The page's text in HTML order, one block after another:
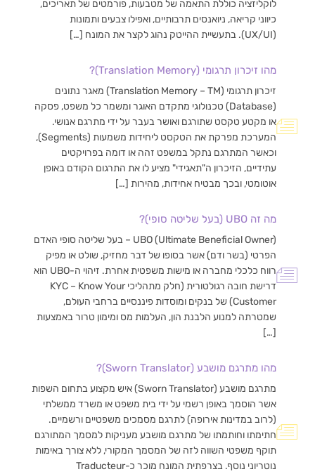
לוקליזציה כוללת התאמה של מטבעות, פורמטים של תאריכים,
כיווני קריאה, ניואנסים תרבותיים, ואפילו צבעים ותמונות
(UX/UI). בתעשיית ההייטק נהוג לקצר את המונח […]
מהו זיכרון תרגומי (Translation Memory)?
זיכרון תרגומי (Translation Memory – TM) מאגר נתונים
(Database) טכנולוגי מתקדם האוגר ומשמר כל משפט, פסקה
או מקטע טקסט שתורגם ואושר בעבר על ידי מתרגם אנושי.
המערכת מפרקת את הטקסט ליחידות משמעות (Segments),
וכאשר המתרגם נתקל במשפט זהה או דומה בפרויקטים
עתידיים, הזיכרון ה"תאגידי" מציע לו את התרגום הקודם באופן
אוטומטי, ובכך מבטיח אחידות, מהירות […]
מה זה UBO (בעל שליטה סופי)?
UBO (Ultimate Beneficial Owner) – בעל שליטה סופי האדם
הפרטי (בשר ודם) אשר בסופו של דבר מחזיק, שולט או מפיק
רווח כלכלי מחברה או מישות משפטית אחרת. זיהוי ה-UBO הוא
דרישת חובה רגולטורית (חלק מתהליכי KYC – Know Your
Customer) של בנקים ומוסדות פיננסיים ברחבי העולם,
שמטרתה למנוע הלבנת הון, העלמות מס ומימון טרור באמצעות
[…]
מהו מתרגם מושבע (Sworn Translator)?
מתרגם מושבע (Sworn Translator) איש מקצוע בתחום השפות
אשר הוסמך באופן רשמי על ידי בית משפט או משרד ממשלתי
(לרוב במדינות אירופה) לתרגם מסמכים משפטיים ורשמיים.
חתימתו וחותמתו של מתרגם מושבע מעניקות למסמך המתורגם
תוקף משפטי השווה לזה של המסמך המקורי, ללא צורך באימות
נוטריוני נוסף. בצרפתית המונח מוכר כ-Traducteur